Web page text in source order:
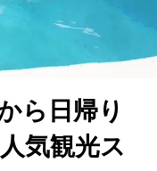
ら日帰り
気観光ス